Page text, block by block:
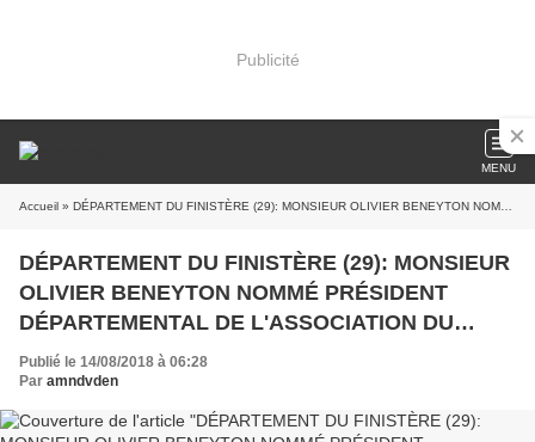
Publicité
MENU
Accueil » DÉPARTEMENT DU FINISTÈRE (29): MONSIEUR OLIVIER BENEYTON NOMMÉ PRÉSIDENT DÉPARTEMENTAL DE L'ASSOCIATION DU MÉMORIAL NATIONAL DES VÉTÉRANS DES ESSAIS NUCLÉAIRES POUR LE FINISTÈRE
DÉPARTEMENT DU FINISTÈRE (29): MONSIEUR
OLIVIER BENEYTON NOMMÉ PRÉSIDENT
DÉPARTEMENTAL DE L'ASSOCIATION DU
MÉMORIAL NATIONAL DES VÉTÉRANS DES
ESSAIS NUCLÉAIRES POUR LE FINISTÈRE
Publié le 14/08/2018 à 06:28
Par amndvden